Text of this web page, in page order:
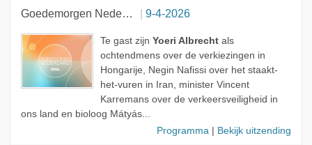
Goedemorgen Nederland 9-4-2026
Te gast zijn Yoeri Albrechtals
ochtendmens over de verkiezingen in
Hongarije, Negin Nafissi over het staakt-
het-vuren in Iran, minister Vincent
Karremans over de verkeersveiligheid in
ons land en bioloog Mátyás...
Programma
Bekijk uitzending